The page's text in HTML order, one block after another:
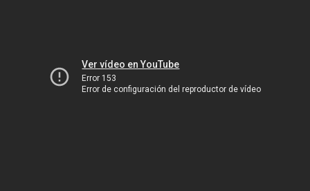
Ver vídeo en YouTube
Error 153
Error de configuración del reproductor de vídeo